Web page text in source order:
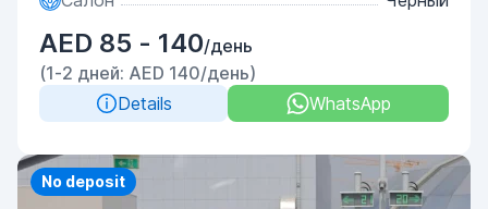
AED 85 - 140/день
(1-2 дней: AED 140/день)
Details
WhatsApp
Priority
No deposit